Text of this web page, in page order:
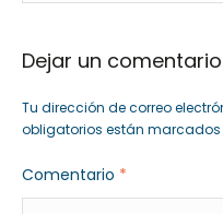
Dejar un comentario
Tu dirección de correo
obligatorios están marcados
Comentario *